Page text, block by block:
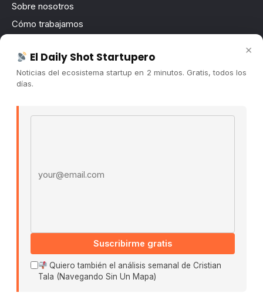
Sobre nosotros
Cómo trabajamos
Contacto
Publicidad
Es La Hora de Aprender ↗
Políticas De Privacidad · Términos De Uso
×
El Daily Shot Startupero
Noticias del ecosistema startup en 2 minutos. Gratis, todos los
días.
Suscribirme gratis
Quiero también el análisis semanal de Cristian
Tala (Navegando Sin Un Mapa)